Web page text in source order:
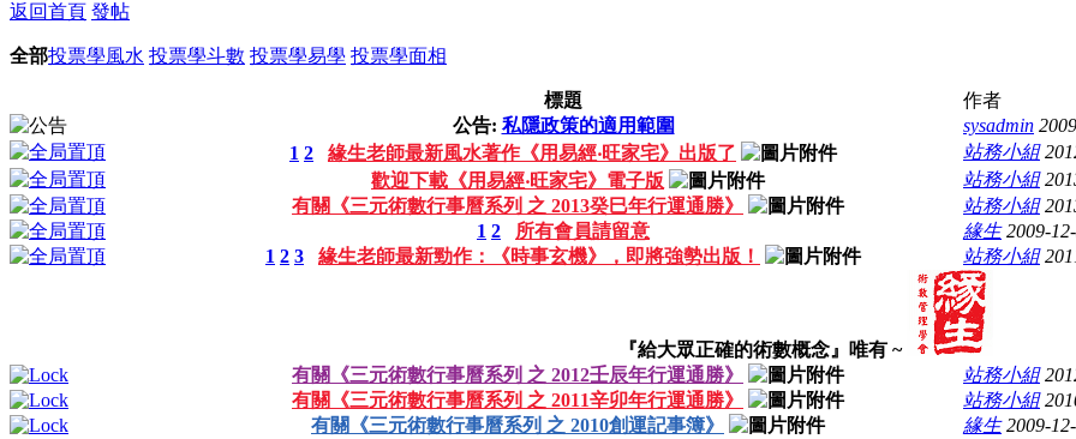
返回首頁 發帖
全部投票學風水 投票學斗數 投票學易學 投票學面相
標題 作者
公告: 私隱政策的適用範圍 sysadmin
1 2 緣生老師最新風水著作《用易經‧旺家宅》出版了 站務小組
歡迎下載《用易經‧旺家宅》電子版
站務小組
有關《三元術數行事曆系列 之 2013癸巳年行運通勝》
站務小組
1 2 所有會員請留意 緣生 2009-
1 2 3 緣生老師最新勁作：《時事玄機》，即將強勢出版！ 站務小組
『給大眾正確的術數概念』唯有 ~
有關《三元術數行事曆系列 之 2012壬辰年行運通勝》
站務小組
有關《三元術數行事曆系列 之 2011辛卯年行運通勝》
站務小組
有關《三元術數行事曆系列 之 2010創運記事簿》
緣生 2009-